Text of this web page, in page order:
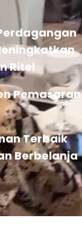
Ritel
Pemasaran
Terbaik
Berbelanja